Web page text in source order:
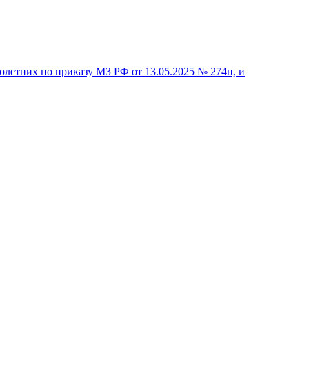
по приказу МЗ РФ от 13.05.2025 № 274н, и